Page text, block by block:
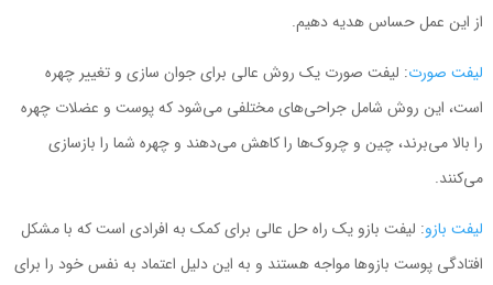
از این عمل حساس هدیه دهیم.
لیفت صورت: لیفت صورت یک روش عالی برای جوان سازی و تغییر چهره
است، این روش شامل جراحی‌های مختلفی می‌شود که پوست و عضلات چهره
را بالا می‌برند، چین و چروک‌ها را کاهش می‌دهند و چهره شما را بازسازی
می‌کنند.
لیفت بازو: لیفت بازو یک راه حل عالی برای کمک به افرادی است که با مشکل
افتادگی پوست بازوها مواجه هستند و به این دلیل اعتماد به نفس خود را برای